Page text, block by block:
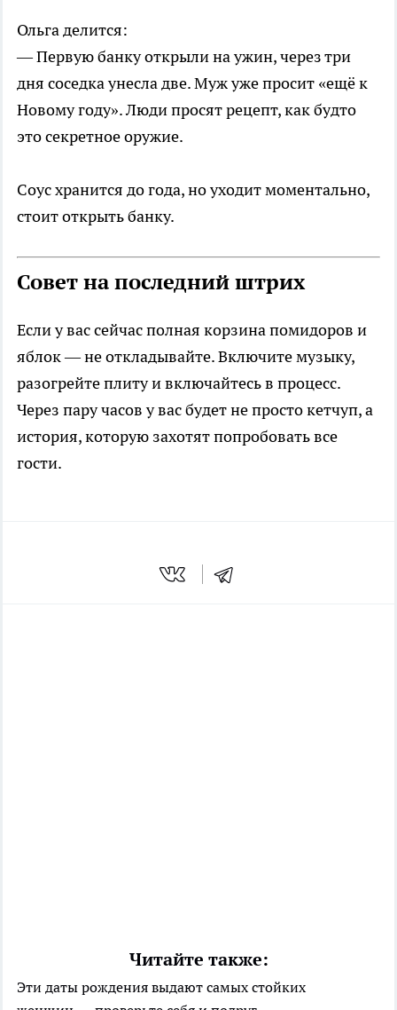
Ольга делится:
— Первую банку открыли на ужин, через три
дня соседка унесла две. Муж уже просит «ещё к
Новому году». Люди просят рецепт, как будто
это секретное оружие.
Соус хранится до года, но уходит моментально,
стоит открыть банку.
Совет на последний штрих
Если у вас сейчас полная корзина помидоров и
яблок — не откладывайте. Включите музыку,
разогрейте плиту и включайтесь в процесс.
Через пару часов у вас будет не просто кетчуп, а
история, которую захотят попробовать все
гости.
Читайте также:
Эти даты рождения выдают самых стойких